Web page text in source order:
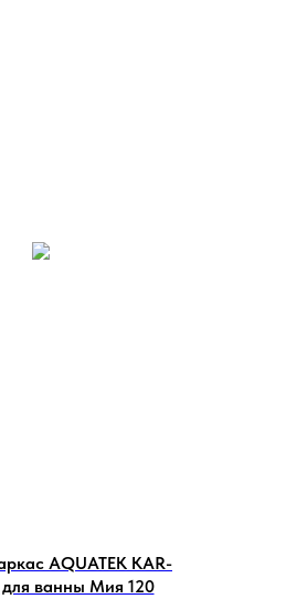
AQUATEK KAR-
ванны Мия 120